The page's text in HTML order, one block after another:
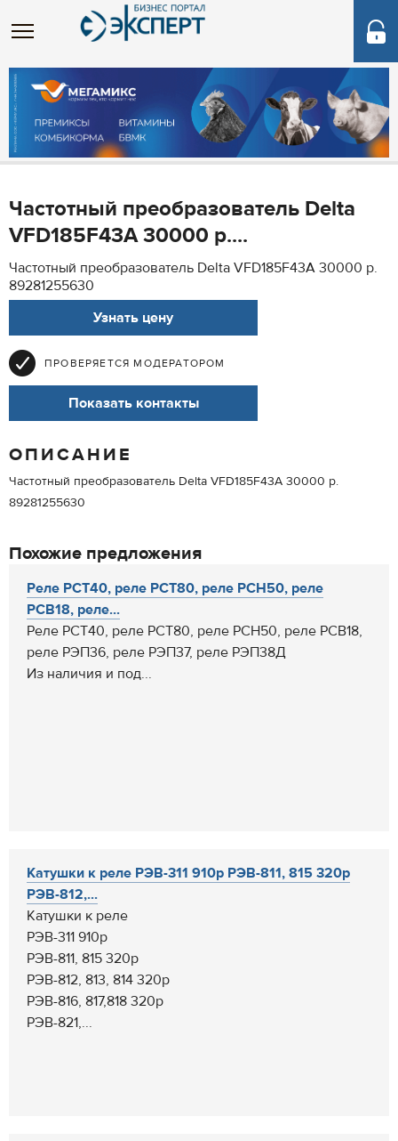
Частотный преобразователь Delta
VFD185F43A 30000 р....
Частотный преобразователь Delta VFD185F43A 30000 р.
89281255630
Узнать цену
ПРОВЕРЯЕТСЯ МОДЕРАТОРОМ
Показать контакты
ОПИСАНИЕ
Частотный преобразователь Delta VFD185F43A 30000 р.
89281255630
Похожие предложения
Реле РСТ40, реле РСТ80, реле РСН50, реле
РСВ18, реле...
Реле РСТ40, реле РСТ80, реле РСН50, реле РСВ18,
реле РЭП36, реле РЭП37, реле РЭП38Д
Из наличия и под...
Катушки к реле РЭВ-311 910р РЭВ-811, 815 320р
РЭВ-812,...
Катушки к реле
РЭВ-311 910р
РЭВ-811, 815 320р
РЭВ-812, 813, 814 320р
РЭВ-816, 817,818 320р
РЭВ-821,...